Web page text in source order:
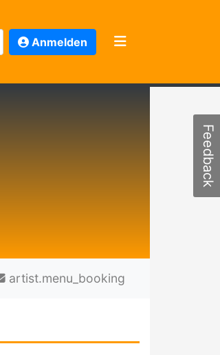
Anmelden
artist.menu_booking
Feedback